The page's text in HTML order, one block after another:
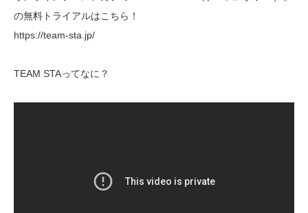
の無料トライアルはこちら！
https://team-sta.jp/
TEAM STAってなに？